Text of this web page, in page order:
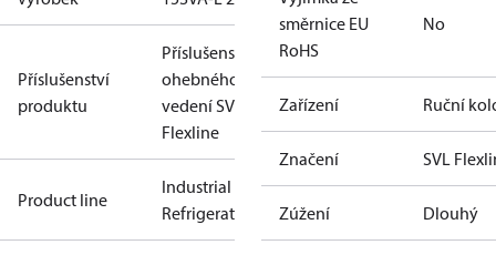
Příslušenství
produktu
Příslušenství
ohebného
vedení SVL
Flexline
Product line
Industrial
Refrigeration
směrnice EU
RoHS
No
Zařízení Ruční
Značení SVL
Zúžení Dlouhý